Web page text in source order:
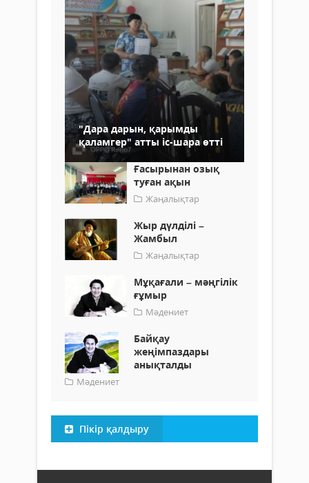
"Дара дарын, қарымды
қаламгер" атты іс-шара өтті
Ғасырынан озық
туған ақын
Жаңалықтар
Жыр дүлділі –
Жамбыл
Жаңалықтар
Мұқағали – мәңгілік
ғұмыр
Мәдениет
Байқау
жеңімпаздары
анықталды
Мәдениет
Пікір қалдыру